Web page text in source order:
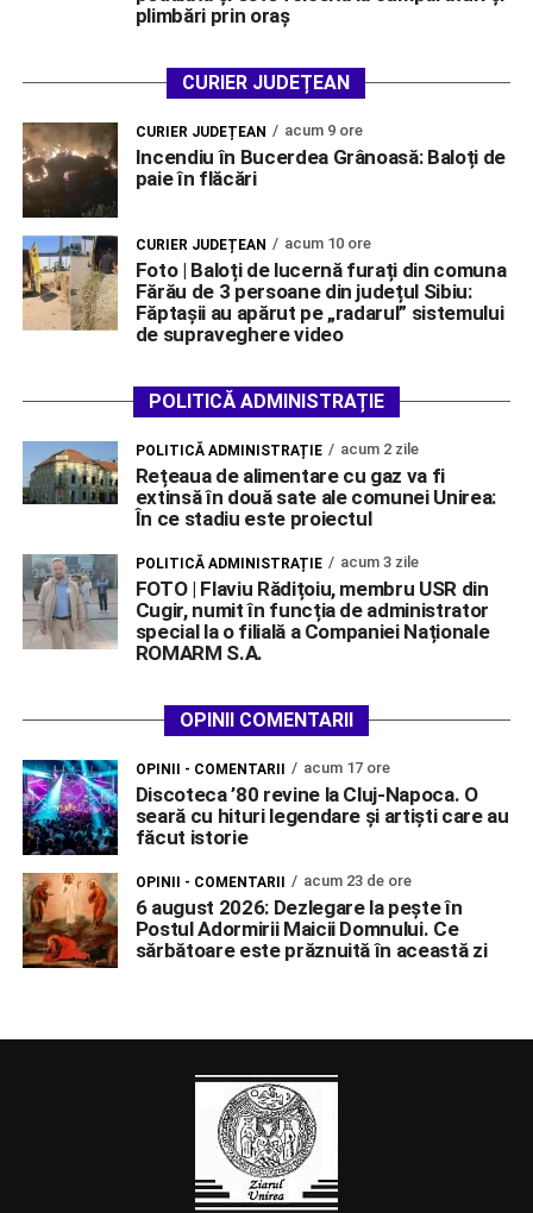
plimbări prin oraș
CURIER JUDEȚEAN
CURIER JUDEȚEAN acum 9 ore
Incendiu în Bucerdea Grânoasă: Baloți de
paie în flăcări
CURIER JUDEȚEAN acum 10 ore
Foto | Baloți de lucernă furați din comuna
Fărău de 3 persoane din județul Sibiu:
Făptașii au apărut pe „radarul” sistemului
de supraveghere video
POLITICĂ ADMINISTRAȚIE
POLITICĂ ADMINISTRAȚIE acum 2 zile
Rețeaua de alimentare cu gaz va fi
extinsă în două sate ale comunei Unirea:
În ce stadiu este proiectul
POLITICĂ ADMINISTRAȚIE acum 3 zile
FOTO | Flaviu Rădițoiu, membru USR din
Cugir, numit în funcția de administrator
special la o filială a Companiei Naționale
ROMARM S.A.
OPINII COMENTARII
OPINII - COMENTARII acum 17 ore
Discoteca ’80 revine la Cluj-Napoca. O
seară cu hituri legendare și artiști care au
făcut istorie
OPINII - COMENTARII acum 23 de ore
6 august 2026: Dezlegare la pește în
Postul Adormirii Maicii Domnului. Ce
sărbătoare este prăznuită în această zi